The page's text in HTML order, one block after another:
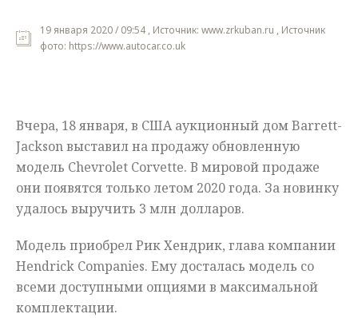
Мнения
19 января 2020 / 09:54 , Источник: www.zrkuban.ru , Источник
фото: https://www.autocar.co.uk
Вчера, 18 января, в США аукционный дом Barrett-
Jackson выставил на продажу обновленную
модель Chevrolet Corvette. В мировой продаже
они появятся только летом 2020 года. За новинку
удалось выручить 3 млн долларов.
Модель приобрел Рик Хендрик, глава компании
Hendrick Companies. Ему досталась модель со
всеми доступными опциями в максимальной
комплектации.